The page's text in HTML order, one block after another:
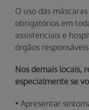
O uso das
obrigatórios em
assistenciais e
órgãos
Nos demais locais,
especialmente se
• Apresentar